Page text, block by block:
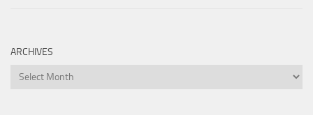
ARCHIVES
Archives